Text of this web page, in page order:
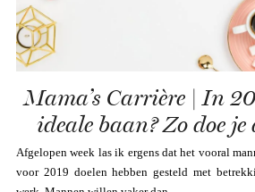
Mama’s Carrière | In
ideale baan? Zo doe
Afgelopen week las ik ergens dat het vooral
voor 2019 doelen hebben gesteld met